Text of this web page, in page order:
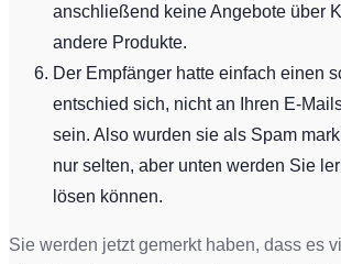
anschließend keine Angebote über
andere Produkte.
Der Empfänger hatte einfach einen
entschied sich, nicht an Ihren E-
sein. Also wurden sie als Spam
nur selten, aber unten werden Sie
lösen können.
Sie werden jetzt gemerkt haben, dass es